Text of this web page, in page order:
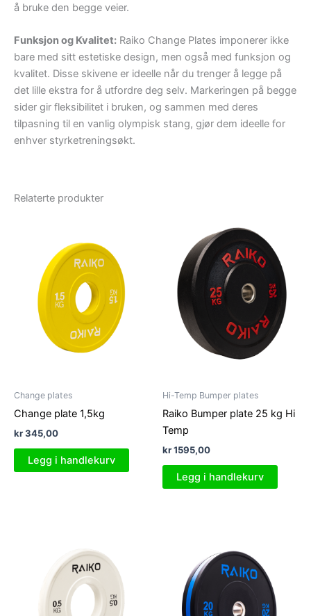
å bruke den begge veier.
Funksjon og Kvalitet: Raiko Change Plates imponerer ikke
bare med sitt estetiske design, men også med funksjon og
kvalitet. Disse skivene er ideelle når du trenger å legge på
det lille ekstra for å utfordre deg selv. Markeringen på begge
sider gir fleksibilitet i bruken, og sammen med deres
tilpasning til en vanlig olympisk stang, gjør dem ideelle for
enhver styrketreningsøkt.
Relaterte produkter
Change plates
Change plate 1,5kg
kr345,00
Legg i handlekurv
Hi-Temp Bumper plates
Raiko Bumper plate 25 kg Hi
Temp
kr1595,00
Legg i handlekurv